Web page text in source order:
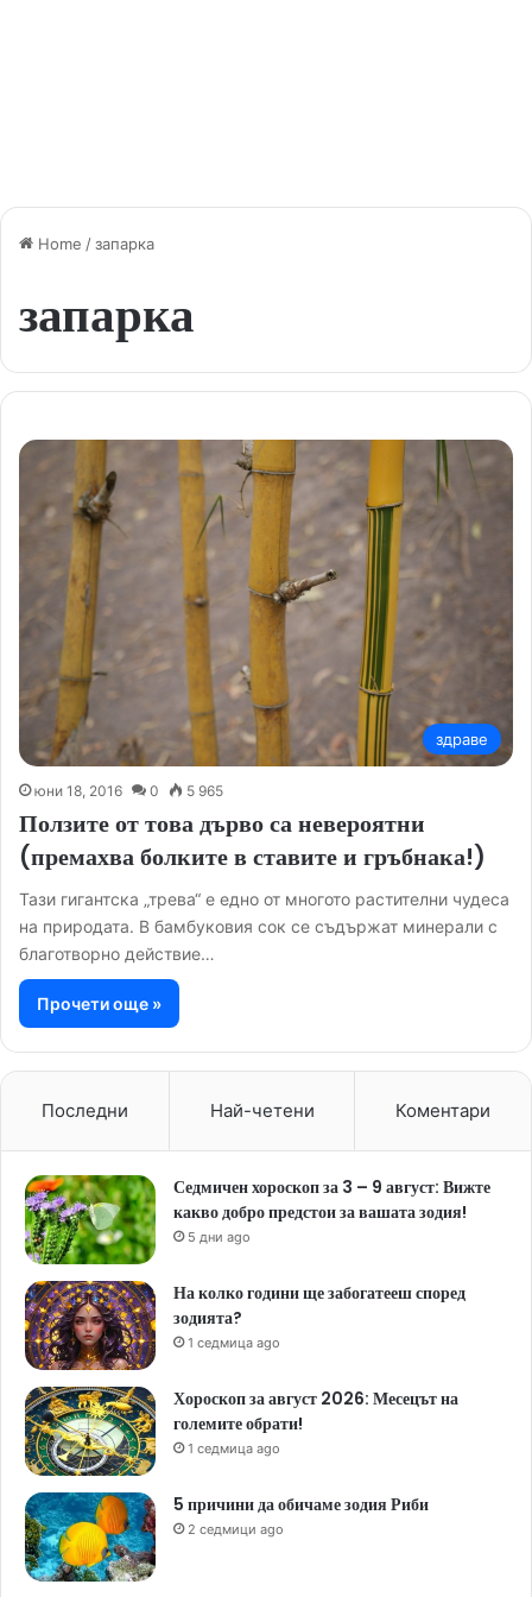
Home /запарка
запарка
здраве
юни 18, 2016 0 5 965
Ползите от това дърво са невероятни
(премахва болките в ставите и гръбнака!)
Тази гигантска „трева“ е едно от многото растителни чудеса
на природата. В бамбуковия сок се съдържат минерали с
благотворно действие…
Прочети още »
Последни Най-четени Коментари
Седмичен хороскоп за 3 – 9 август: Вижте
какво добро предстои за вашата зодия!
5 дни ago
На колко години ще забогатееш според
зодията?
1 седмица ago
Хороскоп за август 2026: Месецът на
големите обрати!
1 седмица ago
5 причини да обичаме зодия Риби
2 седмици ago